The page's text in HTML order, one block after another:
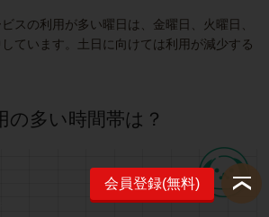
スの利用が多い曜日は、金曜日、火曜日、
ています。土日に向けては利用が減少する
の多い時間帯は？
会員登録(無料)